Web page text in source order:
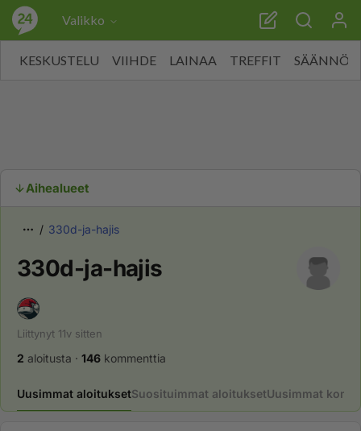
Valikko
KESKUSTELU VIIHDE LAINAA TREFFIT SÄÄNNÖT
Aihealueet
330d-ja-hajis
330d-ja-hajis
Liittynyt 11v sitten
2 aloitusta · 146 kommenttia
Uusimmat aloituksetSuosituimmat aloituksetUusimmat